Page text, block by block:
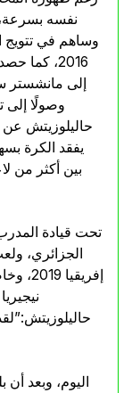
نفسه
وساهم في تتويج
2016، كما
حاليلوزيتش عن
يفقد الكرة
بين أكثر من
تحت قيادة
الجزائري،